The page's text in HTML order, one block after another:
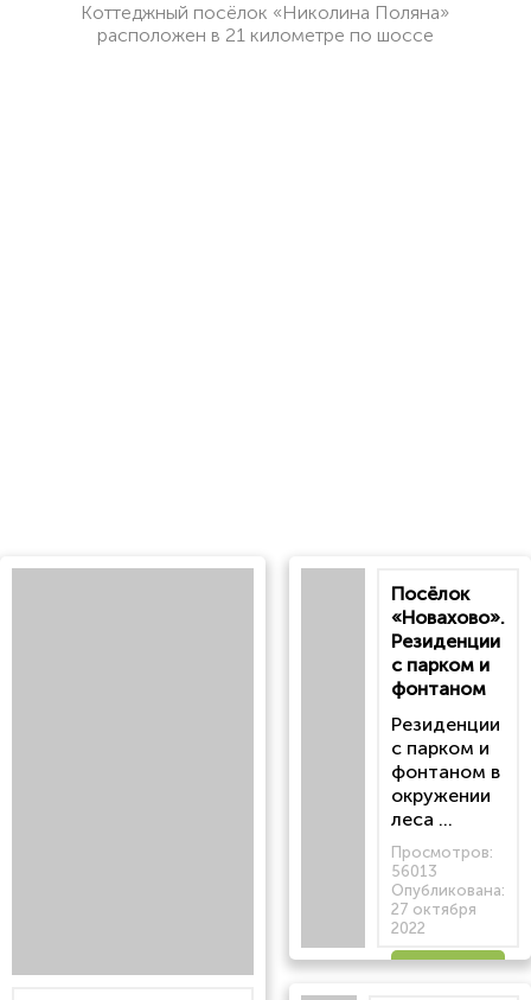
Коттеджный посёлок «Николина Поляна»
расположен в 21 километре по шоссе
Посёлок
«Новахово».
Резиденции
с парком и
фонтаном
Резиденции
с парком и
фонтаном в
окружении
леса ...
Просмотров:
56013
Опубликована:
27 октября
2022